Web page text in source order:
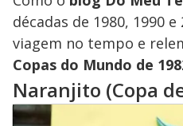
décadas de 1980, 1990
viagem no tempo e
Copas do Mundo de
Naranjito (Copa